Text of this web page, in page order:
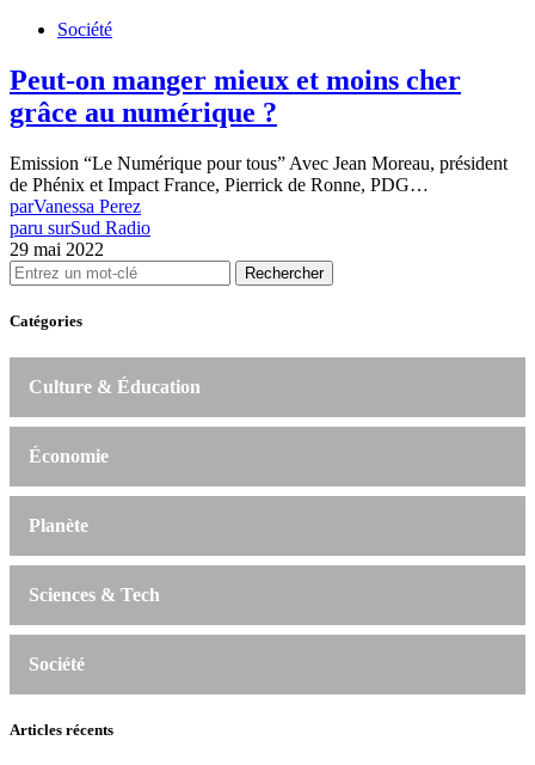
Société
Peut-on manger mieux et moins cher
grâce au numérique ?
Emission “Le Numérique pour tous” Avec Jean Moreau, président
de Phénix et Impact France, Pierrick de Ronne, PDG…
parVanessa Perez
paru surSud Radio
29 mai 2022
Rechercher
Catégories
Culture & Éducation
Économie
Planète
Sciences & Tech
Société
Articles récents